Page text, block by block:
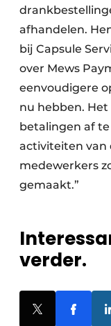
afhandelen.
bij Capsule
over Mews
eenvoudigere
nu hebben.
betalingen af
activiteiten van
medewerkers
gemaakt.”
verder.